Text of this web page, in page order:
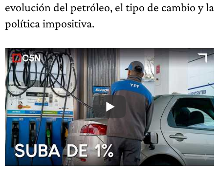
evolución del petróleo, el tipo de cambio y la
política impositiva.